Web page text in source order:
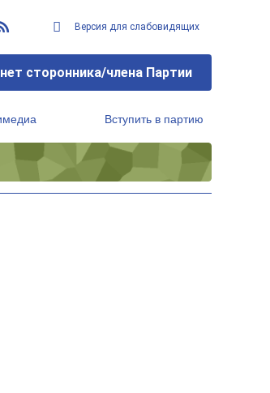
Версия для слабовидящих
сторонника/члена Партии
Вступить в партию